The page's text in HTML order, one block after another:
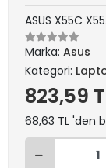
ASUS X55C
Marka: Asus
Kategori:
823,59
68,63 TL 'den